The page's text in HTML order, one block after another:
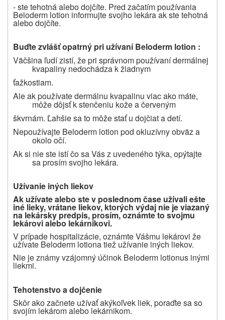
- ste tehotná alebo dojčíte. Pred začatím používania
Beloderm lotion informujte svojho lekára ak ste tehotná
alebo dojčíte.
Buďte zvlášť opatrný pri užívaní Beloderm lotion :
Väčšina ľudí zistí, že pri správnom používaní dermálnej
kvapaliny nedochádza k žiadnym
ťažkostiam.
Ale ak používate dermálnu kvapalinu viac ako máte,
môže dôjsť k stenčeniu kože a červeným
škvrnám. Ľahšie sa to môže stať u dojčiat a detí.
Nepoužívajte Beloderm lotion pod okluzívny obväz a
okolo očí.
Ak si nie ste istí čo sa Vás z uvedeného týka, opýtajte
sa prosím svojho lekára.
Užívanie iných liekov
Ak užívate alebo ste v poslednom čase užívali ešte
iné lieky, vrátane liekov, ktorých výdaj nie je viazaný
na lekársky predpis, prosím, oznámte to svojmu
lekárovi alebo lekárnikovi.
V prípade hospitalizácie, oznámte Vášmu lekárovi že
užívate Beloderm lotiona tiež užívanie iných liekov.
Nie je známy vzájomný účinok Beloderm lotionus inými
liekmi.
Tehotenstvo a dojčenie
Skôr ako začnete užívať akýkoľvek liek, poraďte sa so
svojím lekárom alebo lekárnikom.